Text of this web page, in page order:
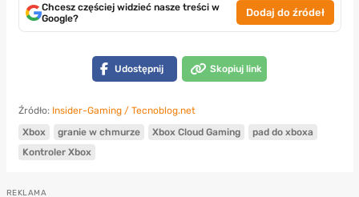
Chcesz częściej widzieć nasze treści w
Google?
Dodaj do źródeł
Udostępnij Skopiuj link
Źródło: Insider-Gaming / Tecnoblog.net
Xbox
granie w chmurze Xbox Cloud Gaming
pad do xboxa
Kontroler Xbox